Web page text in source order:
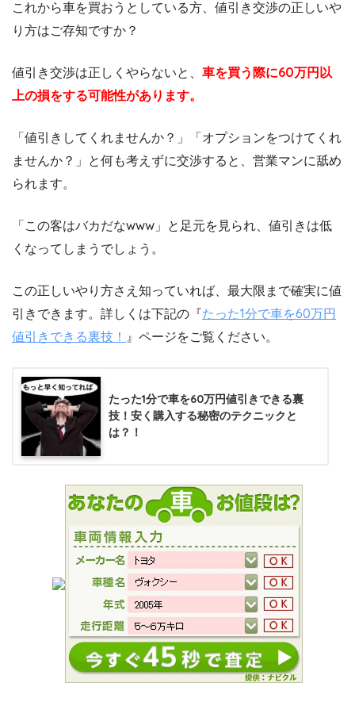
これから車を買おうとしている方、値引き交渉の正しいや
り方はご存知ですか？
値引き交渉は正しくやらないと、 車を買う際に60万円以
上の損をする可能性があります。
「値引きしてくれませんか？」「オプションをつけてくれ
ませんか？」と何も考えずに交渉すると、営業マンに舐め
られます。
「この客はバカだなwww」と足元を見られ、値引きは低
くなってしまうでしょう。
この正しいやり方さえ知っていれば、最大限まで確実に値
引きできます。詳しくは下記の『たった1分で車を60万円
値引きできる裏技！ 』ページをご覧ください。
たった1分で車を60万円値引きできる裏
技！安く購入する秘密のテクニックと
は？！